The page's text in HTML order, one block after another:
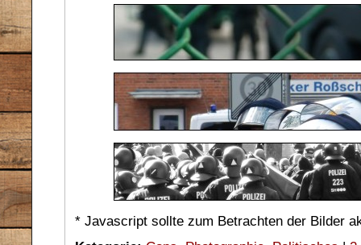
* Javascript sollte zum Betrachten der Bilder